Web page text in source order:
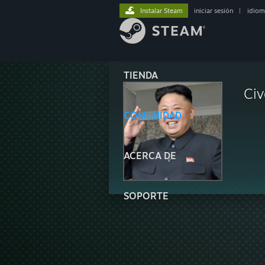
TIENDA
COMUNIDAD
ACERCA DE
SOPORTE
Instalar Steam iniciar sesión